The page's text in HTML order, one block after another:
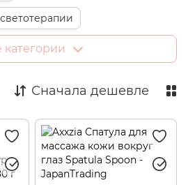
лифтинга Для кожи головы
категории
Сначала дешевле